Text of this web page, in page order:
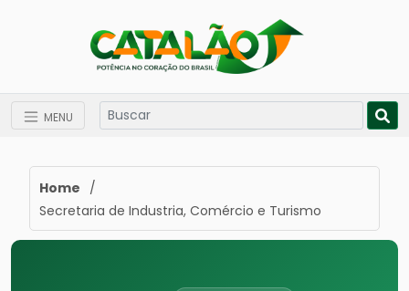
MENU
Home /
Secretaria de Industria, Comércio e Turismo